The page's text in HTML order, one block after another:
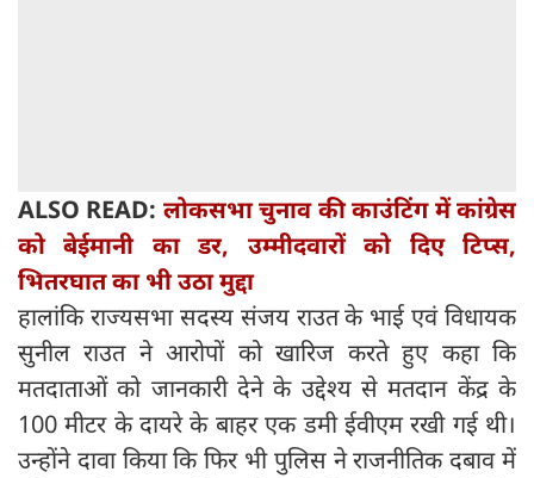
ALSO READ: लोकसभा चुनाव की काउंटिंग में कांग्रेस
को बेईमानी का डर, उम्मीदवारों को दिए टिप्स,
भितरघात का भी उठा मुद्दा
हालांकि राज्यसभा सदस्य संजय राउत के भाई एवं विधायक
सुनील राउत ने आरोपों को खारिज करते हुए कहा कि
मतदाताओं को जानकारी देने के उद्देश्य से मतदान केंद्र के
100 मीटर के दायरे के बाहर एक डमी ईवीएम रखी गई थी।
उन्होंने दावा किया कि फिर भी पुलिस ने राजनीतिक दबाव में